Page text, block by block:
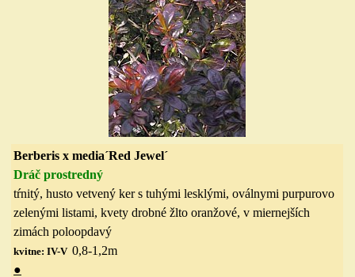
Berberis x media´Red Jewel´
Dráč prostredný
tŕnitý, husto vetvený ker s tuhými lesklými, oválnymi purpurovo
zelenými listami, kvety drobné žlto oranžové, v miernejších
zimách poloopdavý
kvitne: IV-V 0,8-1,2m
●